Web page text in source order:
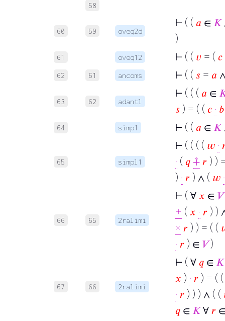
58
60 59 oveq2d
⊢ ( ( 𝑎 ∈ 𝐾
)
61 oveq12 ⊢ ( ( 𝑣 = ( 𝑐
62 61 ancoms ⊢ ( ( 𝑠 = 𝑎
63 62 adantl
⊢ ( ( ( 𝑎 ∈
𝑠 ) = ( ( 𝑐 · 𝑏
64 simp1 ⊢ ( ( 𝑎 ∈ 𝐾
65 simpl1
⊢ ( ( ( ( 𝑤 ·
· ( 𝑞 ⨣𝑟 ) )
) · 𝑟 ) ∧ ( 𝑤 ·
66 65 2ralimi
⊢ ( ∀𝑥 ∈ 𝑉
+ ( 𝑥 · 𝑟 ) )
× 𝑟 ) ) = ( (
· 𝑟 ) ∈ 𝑉)
67 66 2ralimi
⊢ ( ∀𝑞 ∈ 𝐾
𝑥 ) · 𝑟 ) = (
· 𝑟 ) ) ) ∧ ( (
𝑞 ∈ 𝐾∀𝑟